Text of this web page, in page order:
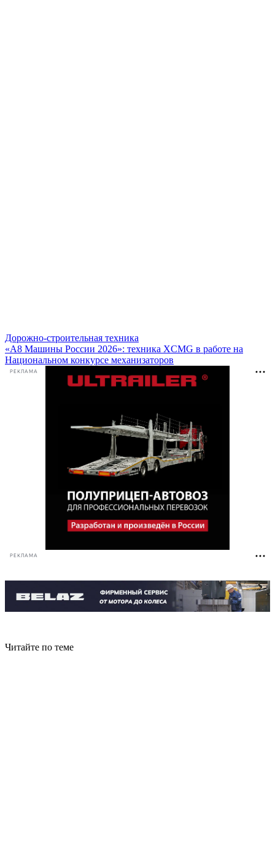
Дорожно-строительная техника
«А8 Машины России 2026»: техника XCMG в работе на
Национальном конкурсе механизаторов
РЕКЛАМА
РЕКЛАМА
Читайте по теме